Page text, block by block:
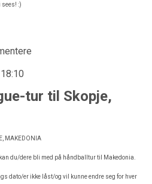
:)
tur til Skopje,
MAKEDONIA
du/dere bli med på håndballtur til Makedonia.
dato/er ikke låst/og vil kunne endre seg for hver